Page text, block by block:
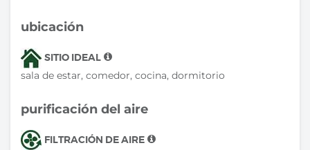
ubicación
SITIO IDEAL
sala de estar, comedor, cocina, dormitorio
purificación del aire
FILTRACIÓN DE AIRE